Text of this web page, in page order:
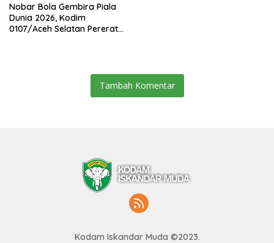
Nobar Bola Gembira Piala
Dunia 2026, Kodim
0107/Aceh Selatan Pererat
Tambah Komentar
Kodam Iskandar Muda ©2023.